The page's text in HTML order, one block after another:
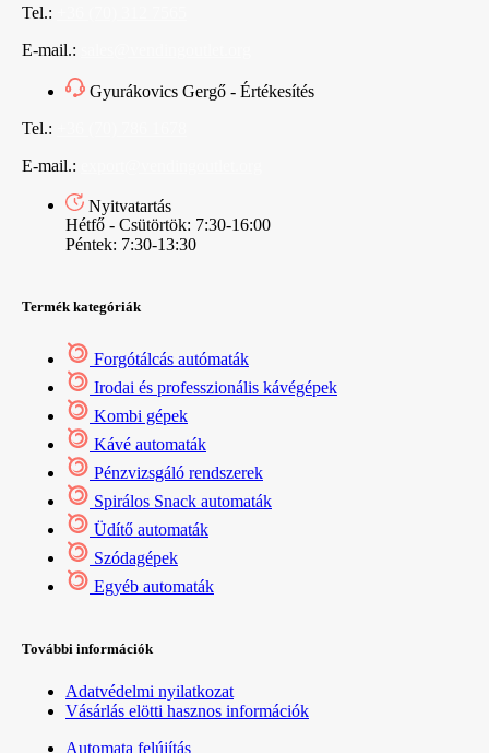
Tel.:
E-mail.:
Gyurákovics Gergő - Értékesítés
Tel.:
E-mail.:
Nyitvatartás
Hétfő - Csütörtök: 7:30-16:00
Péntek: 7:30-13:30
Termék kategóriák
Forgótálcás autómaták
Irodai és professzionális kávégépek
Kombi gépek
Kávé automaták
Pénzvizsgáló rendszerek
Spirálos Snack automaták
Üdítő automaták
Szódagépek
Egyéb automaták
További információk
Adatvédelmi nyilatkozat
Vásárlás elötti hasznos információk
Automata felújítás